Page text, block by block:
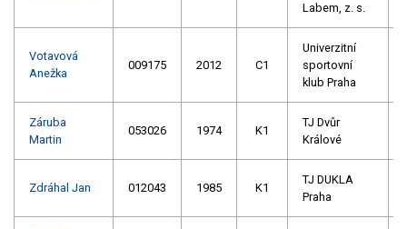
Labem, z. s.
Votavová
Anežka
009175 2012 C1
Univerzitní
sportovní
klub Praha
Záruba
Martin
053026 1974 K1
TJ Dvůr
Králové
Zdráhal Jan 012043 1985 K1
TJ DUKLA
Praha